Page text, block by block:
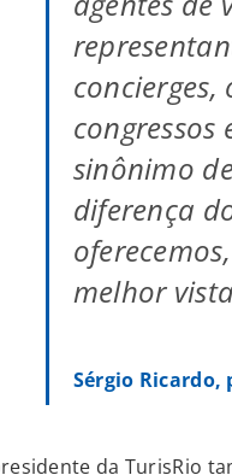
congressos
sinônimo
diferença
melhor
Sérgio Ricardo,
da TurisRio